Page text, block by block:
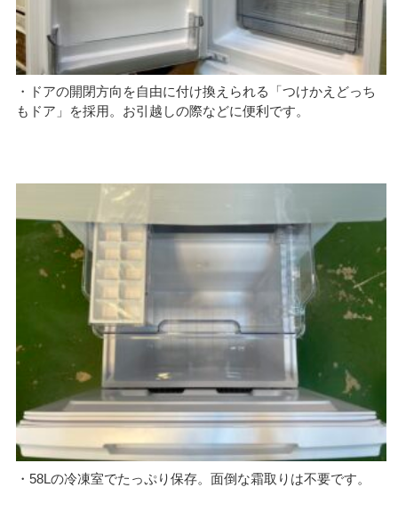
・ドアの開閉方向を自由に付け換えられる「つけかえどっち
もドア」を採用。お引越しの際などに便利です。
・58Lの冷凍室でたっぷり保存。面倒な霜取りは不要です。